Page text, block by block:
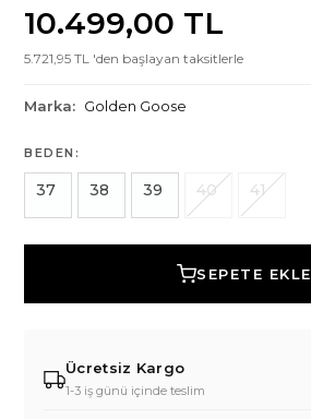
10.499,00 TL
5.721,95 TL 'den başlayan taksitlerle
Marka: Golden Goose
BEDEN:
37 38 39 40 41
SEPETE EKLE
Ücretsiz Kargo
1-3 iş günü içinde teslim